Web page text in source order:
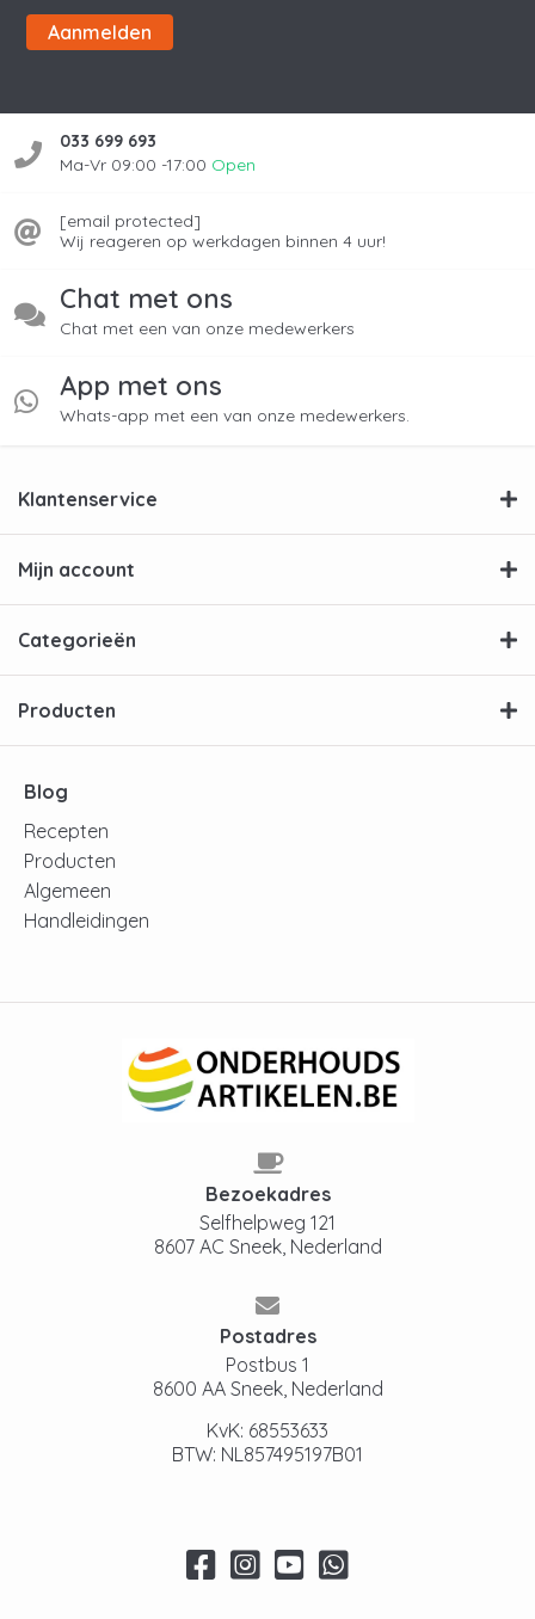
Aanmelden
033 699 693
Ma-Vr 09:00 -17:00 Open
[email protected]
Wij reageren op werkdagen binnen 4 uur!
Chat met ons
Chat met een van onze medewerkers
App met ons
Whats-app met een van onze medewerkers.
Klantenservice
Mijn account
Categorieën
Producten
Blog
Recepten
Producten
Algemeen
Handleidingen
Bezoekadres
Selfhelpweg 121
8607 AC Sneek, Nederland
Postadres
Postbus 1
8600 AA Sneek, Nederland
KvK: 68553633
BTW: NL857495197B01